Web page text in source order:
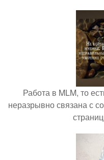
Работа в MLM, то
неразрывно связана с